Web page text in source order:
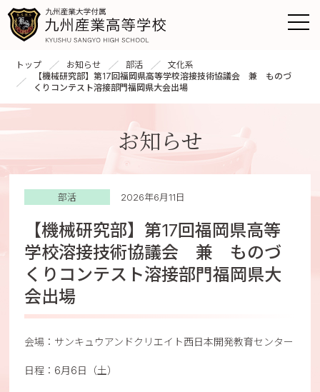
トップ お知らせ 部活
文化系
【機械研究部】第17回福岡県高等学校溶接技術協議会 兼 ものづ
くりコンテスト溶接部門福岡県大会出場
お知らせ
部活 2026年6月11日
【機械研究部】第17回福岡県高等
学校溶接技術協議会 兼 ものづ
くりコンテスト溶接部門福岡県大
会出場
会場：サンキュウアンドクリエイト西日本開発教育センター
日程：6月6日（土）